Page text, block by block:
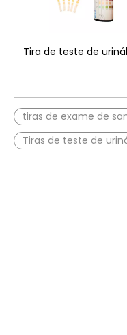
Tira de teste de
tiras de exame de
Tiras de teste de